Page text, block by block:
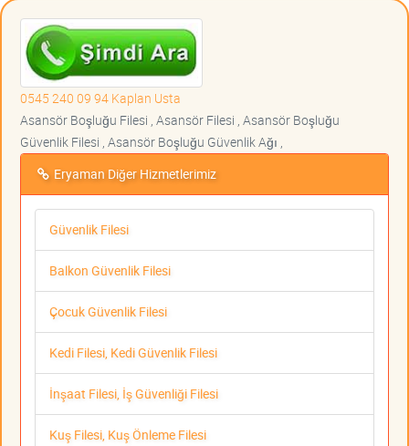
0545 240 09 94 Kaplan Usta
Asansör Boşluğu Filesi , Asansör Filesi , Asansör Boşluğu
Güvenlik Filesi , Asansör Boşluğu Güvenlik Ağı ,
Eryaman Diğer Hizmetlerimiz
Güvenlik Filesi
Balkon Güvenlik Filesi
Çocuk Güvenlik Filesi
Kedi Filesi, Kedi Güvenlik Filesi
İnşaat Filesi, İş Güvenliği Filesi
Kuş Filesi, Kuş Önleme Filesi